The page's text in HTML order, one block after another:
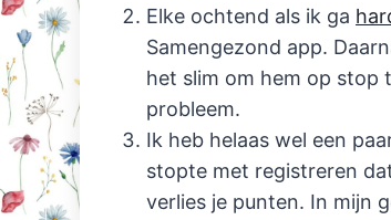
Elke ochtend als ik ga
Samengezond app.
het slim om hem op stop
probleem.
Ik heb helaas wel een
stopte met registreren
verlies je punten. In mijn